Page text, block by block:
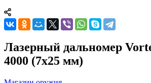
Лазерный дальномер
4000 (7x25 мм)